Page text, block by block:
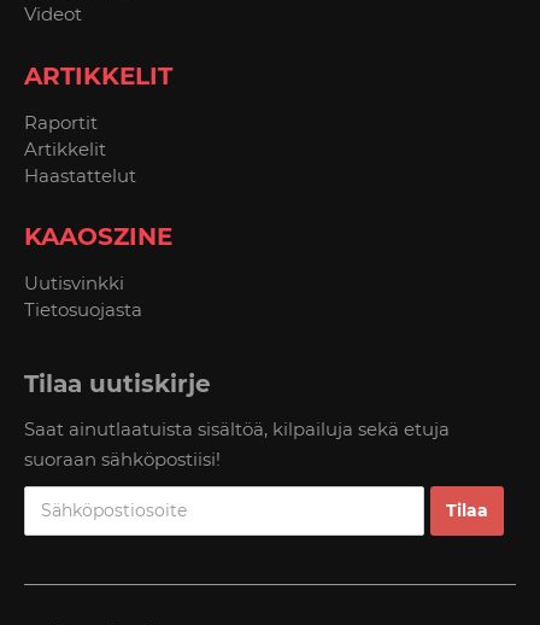
Videot
ARTIKKELIT
Raportit
Artikkelit
Haastattelut
KAAOSZINE
Uutisvinkki
Tietosuojasta
Tilaa uutiskirje
Saat ainutlaatuista sisältöä, kilpailuja sekä etuja
suoraan sähköpostiisi!